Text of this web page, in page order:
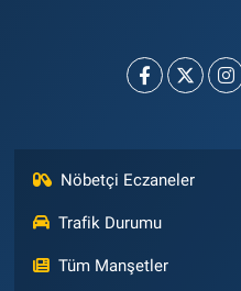
Nöbetçi Eczaneler
Trafik Durumu
Tüm Manşetler